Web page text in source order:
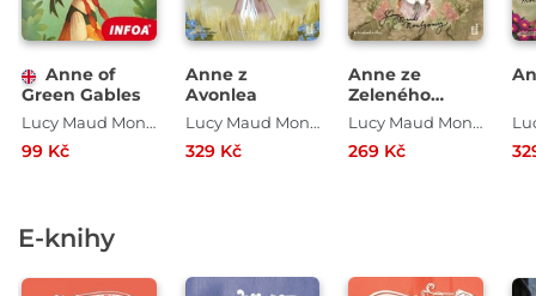
Anne of
Green Gables
Lucy Maud Montgomery
99 Kč
Anne z
Avonlea
Lucy Maud Montgomery
329 Kč
Anne ze
Zeleného
domu
Lucy Maud Montgomery
269 Kč
E-knihy